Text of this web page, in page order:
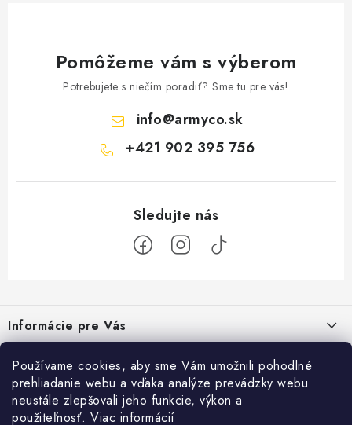
Používame cookies, aby sme Vám umožnili pohodlné
prehliadanie webu a vďaka analýze prevádzky webu
neustále zlepšovali jeho funkcie, výkon a
použiteľnosť. Viac informácií
Pomôžeme vám s výberom
Potrebujete s niečím poradiť? Sme tu pre vás!
info@armyco.sk
+421 902 395 756
p
ä
Informácie pre Vás
Podmienky ochrany osobných údajov
Reklamovanie tovaru
Top info
Bonusový program
Armyco Blog
×
Zľava 10% z celého nákupu
noviniek!
Z odberu sa môžete kedykoľvek
odhlásiť.